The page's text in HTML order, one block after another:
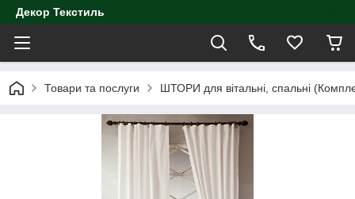
Декор Текстиль
Товари та послуги ШТОРИ для вітальні, спальні